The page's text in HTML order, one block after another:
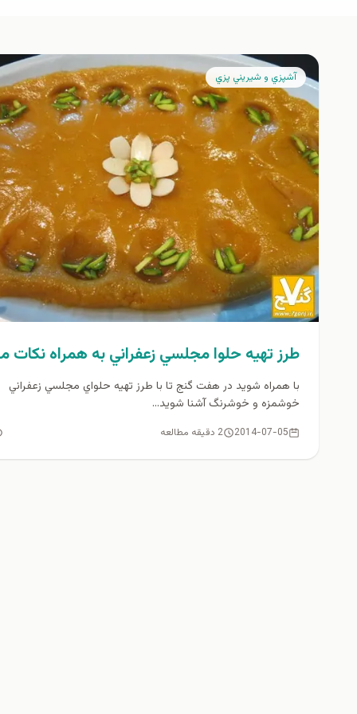
آشپزي و شيريني پزي
طرز تهيه حلوا مجلسي زعفراني به همراه نكات
با همراه شويد در هفت گنج تا با طرز تهيه حلواي مجلسي زعفراني
خوشمزه و خوشرنگ آشنا شويد...
2014-07-05 2 دقیقه مطالعه